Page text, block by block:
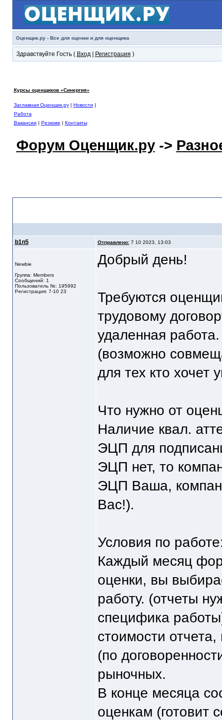
Оценщик.ру - Все для оценки и для оценщика
Здравствуйте Гость ( Вход| Регистрация )
Курсы оценщиков «Синергия»
Заглавная Оценщик.ру| Новости |
Работа
Вакансии | Резюме | Контакты
Форум Оценщик.ру->
b1n5 Отправлено:7 10 2023, 13:03
Newbie
Группа: Members
Сообщений: 1
Пользователь №: 195992
Регистрация: 7-10 23
Добрый день!
Требуются
трудовому
удаленная
(возможно
для тех кто хочет
Что нужно от
Наличие квал.
ЭЦП для
ЭЦП нет, то
ЭЦП Ваша,
Вас!).
Условия по
Каждый месяц
оценки, вы
работу. (отчеты
специфика
стоимости
(по
рыночных.
В конце месяца
оценкам (готовит